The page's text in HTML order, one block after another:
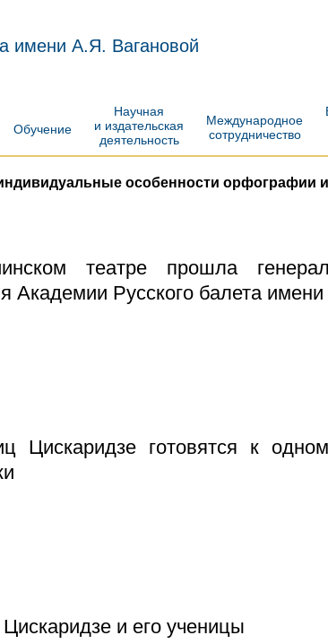
имени А.Я. Вагановой
Обучение
Научная
и издательская
деятельность
Международное
сотрудничество
особенности орфографии
театре прошла
Академии Русского балета
Цискаридзе готовятся к
и его ученицы